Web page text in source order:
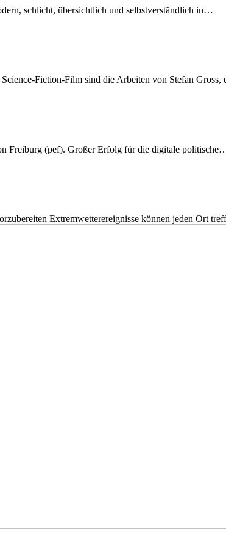
schlicht, übersichtlich und selbstverständlich in…
Fiction-Film sind die Arbeiten von Stefan
Freiburg (pef). Großer Erfolg für die digitale
Extremwetterereignisse können jeden Ort